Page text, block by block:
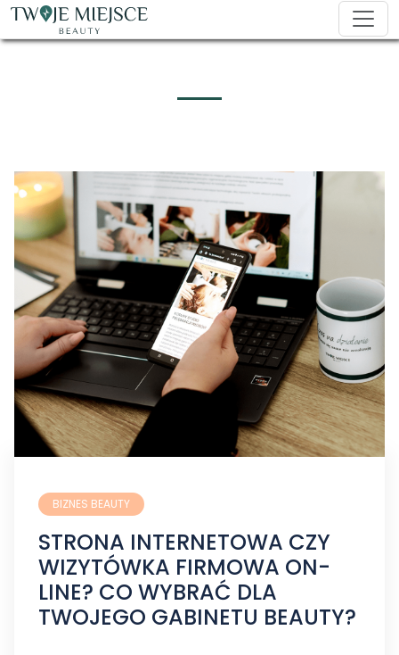
BIZNES BEAUTY
STRONA INTERNETOWA CZY
WIZYTÓWKA FIRMOWA ON-
LINE? CO WYBRAĆ DLA
TWOJEGO GABINETU BEAUTY?